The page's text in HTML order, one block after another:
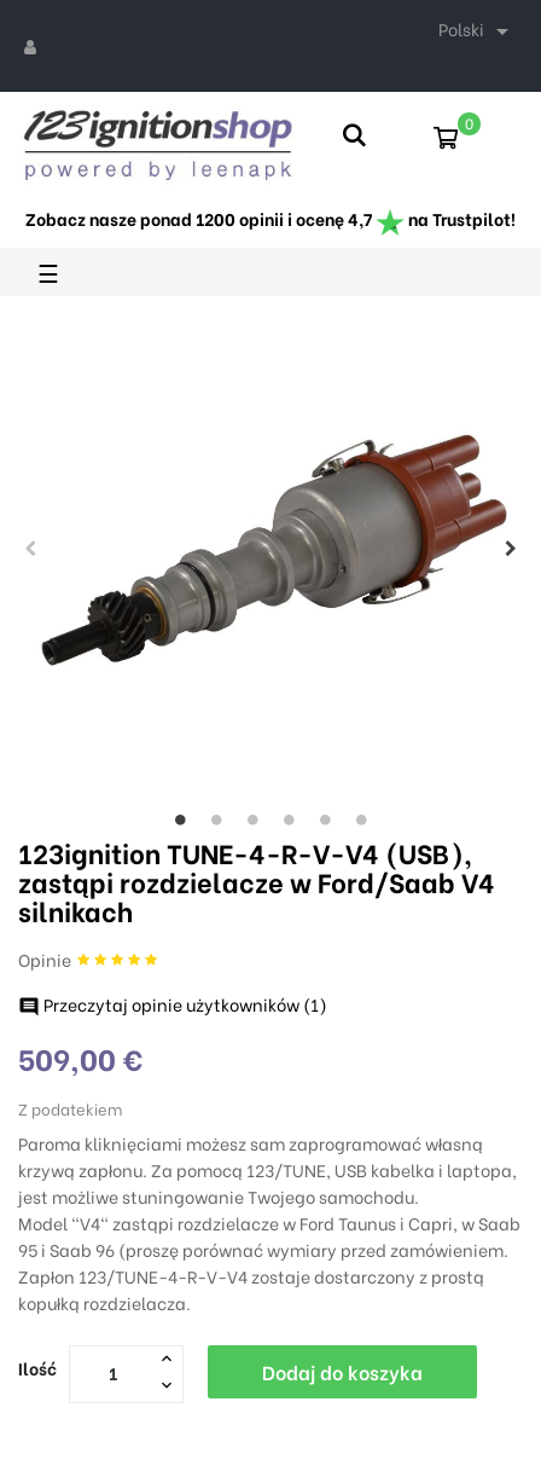
Polski 
0
Zobacz nasze ponad 1200 opinii i ocenę 4,7 na Trustpilot!
Toggle
navigation
☰
123ignition TUNE-4-R-V-V4 (USB),
zastąpi rozdzielacze w Ford/Saab V4
silnikach
Opinie
 Przeczytaj opinie użytkowników (1)
509,00 €
Z podatekiem
Paroma kliknięciami możesz sam zaprogramować własną
krzywą zapłonu. Za pomocą 123/TUNE, USB kabelka i laptopa,
jest możliwe stuningowanie Twojego samochodu.
Model "V4" zastąpi rozdzielacze w Ford Taunus i Capri, w Saab
95 i Saab 96(proszę porównać wymiary przed zamówieniem.
Zapłon 123/TUNE-4-R-V-V4 zostaje dostarczony z prostą
kopułką rozdzielacza.
Ilość Dodaj do koszyka